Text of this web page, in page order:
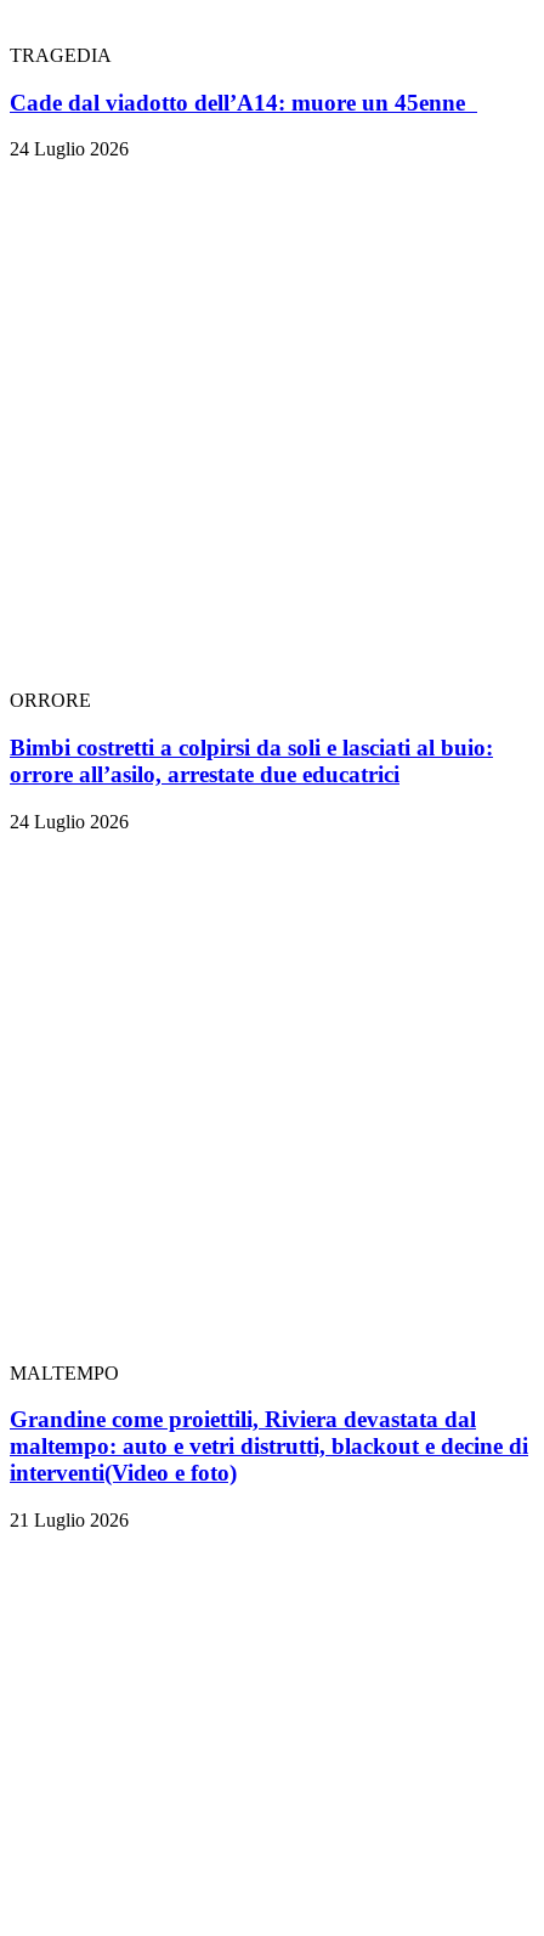
TRAGEDIA
Cade dal viadotto dell’A14: muore un 45enne
24 Luglio 2026
ORRORE
Bimbi costretti a colpirsi da soli e lasciati al buio:
orrore all’asilo, arrestate due educatrici
24 Luglio 2026
MALTEMPO
Grandine come proiettili, Riviera devastata dal
maltempo: auto e vetri distrutti, blackout e decine di
interventi(Video e foto)
21 Luglio 2026